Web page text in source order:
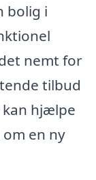
bolig i
nemt for
tilbud
hjælpe
en ny